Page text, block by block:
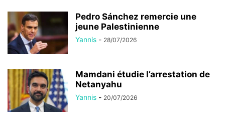
Pedro Sánchez remercie une
jeune Palestinienne
Yannis - 28/07/2026
Mamdani étudie l’arrestation de
Netanyahu
Yannis - 20/07/2026